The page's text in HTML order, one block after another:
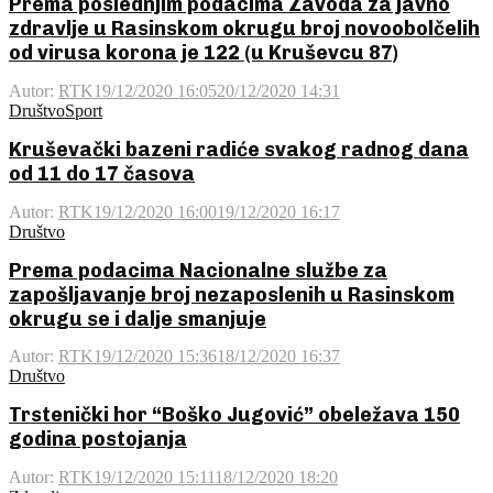
zdravlje u Rasinskom okrugu broj novoobolčelih
od virusa korona je 122 (u Kruševcu 87)
Autor: RTK19/12/2020 16:0520/12/2020 14:31
DruštvoSport
Kruševački bazeni radiće svakog radnog dana
od 11 do 17 časova
Autor: RTK19/12/2020 16:0019/12/2020 16:17
Društvo
Prema podacima Nacionalne službe za
zapošljavanje broj nezaposlenih u Rasinskom
okrugu se i dalje smanjuje
Autor: RTK19/12/2020 15:3618/12/2020 16:37
Društvo
Trstenički hor “Boško Jugović” obeležava 150
godina postojanja
Autor: RTK19/12/2020 15:1118/12/2020 18:20